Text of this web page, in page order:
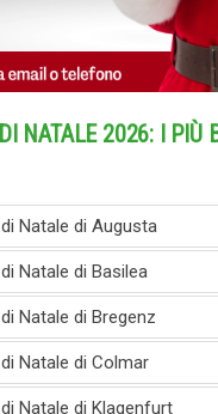
NATALE 2026: I PIÙ
Natale di Augusta
Natale di Basilea
Natale di Bregenz
Natale di Colmar
Natale di Klagenfurt